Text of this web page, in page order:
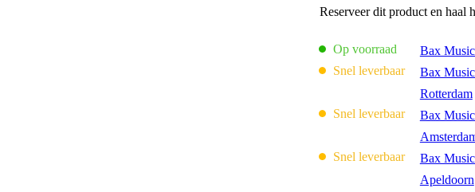
Reserveer dit product en haal
Op voorraad Bax
Snel leverbaar
Bax
Rotterdam
Snel leverbaar
Bax
Snel leverbaar
Bax
Apeldoorn